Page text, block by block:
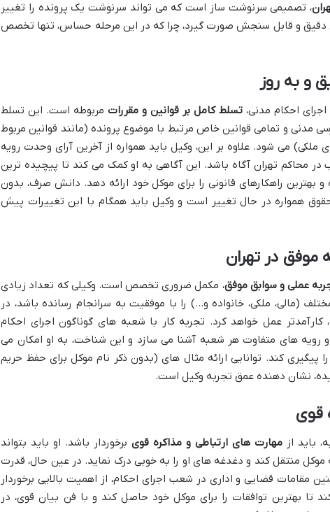
، تصمیمی سرنوشت ساز است که می تواند سرنوشت یک پرونده را تغییر
دقیق و قابل سنجش صورت گیرد، چرا که در این مرحله حساس، تنها تخصص
و به روز
احکام مدنی،تسلط کامل بر قوانین و مقررات مربوطه است. این تسلط
مدنی و تمامی قوانین خاص مرتبط با موضوع پرونده (مانند قوانین مربوط
ملکی) می شود. علاوه بر این، وکیل باید همواره از آخرین آرای وحدت رویه
محاکم تهران آگاه باشد. این آگاهی به او کمک می کند تا پیچیده ترین
بهترین راهکارهای قانونی را برای موکل خود ارائه دهد. دانش صرف، بدون
همواره در حال تغییر است و وکیل باید همگام با این تغییرات پیش
موفق در تهران
عملی و سوابق موفق، مکمل ضروری تخصص است. وکیلی که تعداد زیادی
(مالی، ملکی، خانواده و…) را با موفقیت به سرانجام رسانده باشد، در
عمل خواهد کرد. تجربه کار با شعبه های گوناگون اجرای احکام
و رویه های متفاوت هر شعبه آشنا می سازد و این شناخت، به او امکان می
کند. توانایی ارائه مثال های (بدون ذکر نام موکل برای حفظ حریم
نشان دهنده عمق تجربه وکیل است.
قوی
باید از مهارت های ارتباطی و مذاکره قویبرخوردار باشد. او باید بتواند
منتقل کند و دغدغه های او را به خوبی درک نماید. در عین حال، قدرت
مقامات قضایی و اداری در شعب اجرای احکام، از اهمیت بالایی برخوردار
بهترین توافقات را برای موکل خود حاصل کند و با فن بیان قوی، در